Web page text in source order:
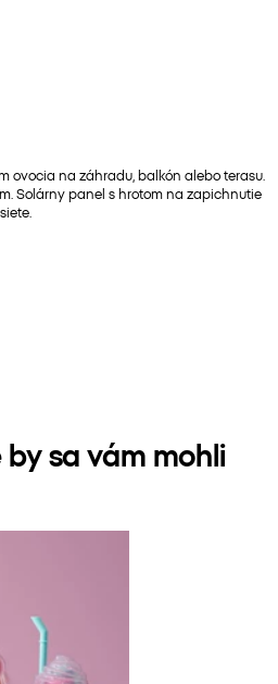
ovocia na záhradu, balkón alebo terasu.
Solárny panel s hrotom na zapichnutie
sa vám mohli